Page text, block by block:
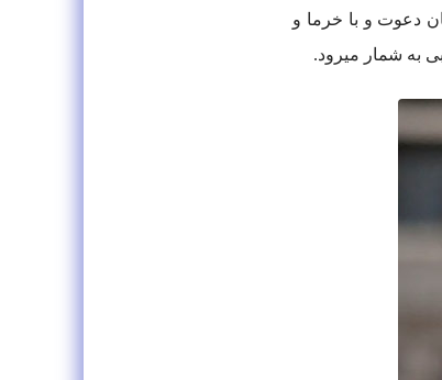
دعوت و با خرما و